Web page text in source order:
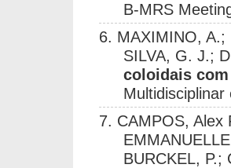
B-MRS
6. MAXIMINO, A.;
SILVA, G. J.;
coloidais
7. CAMPOS, Alex
BURCKEL, P.;